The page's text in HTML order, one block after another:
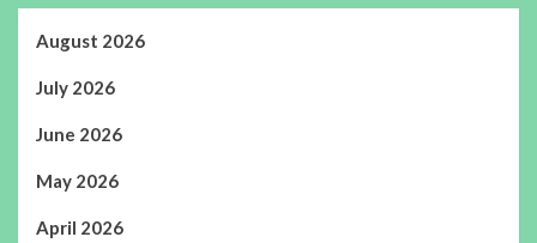
August 2026
July 2026
June 2026
May 2026
April 2026